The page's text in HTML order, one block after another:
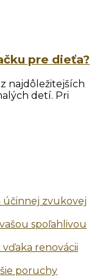
pre dieťa?
najdôležitejších
detí. Pri
účinnej zvukovej
spoľahlivou
renovácii
poruchy